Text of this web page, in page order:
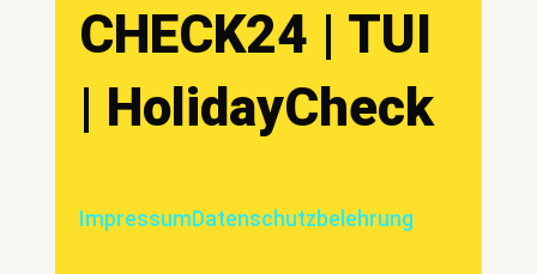
CHECK24 | TUI
| HolidayCheck
ImpressumDatenschutzbelehrung